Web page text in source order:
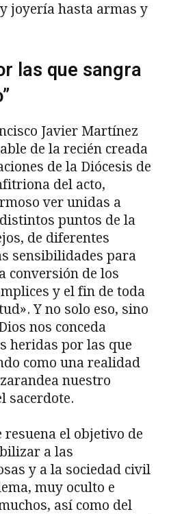
joyería hasta armas y
las que sangra
Javier Martínez
de la recién creada
de la Diócesis de
del acto,
ver unidas a
puntos de la
de diferentes
sensibilidades para
conversión de los
y el fin de toda
Y no solo eso, sino
nos conceda
heridas por las que
como una realidad
nuestro
sacerdote.
el objetivo de
a las
y a la sociedad civil
muy oculto e
así como del